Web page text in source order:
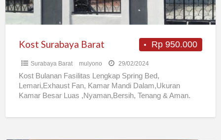
Rp 950.000
Kost Surabaya Barat
Surabaya Barat mulyono 29/02/2024
Kost Bulanan Fasilitas Lengkap Spring Bed,
Lemari,Exhaust Fan, Kamar Mandi Dalam,Ukuran
Kamar Besar Luas ,Nyaman,Bersih, Tenang & Aman.